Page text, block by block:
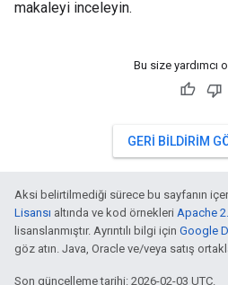
makaleyi inceleyin.
Bu size yardımcı
GERI BILDIRIM
Aksi belirtilmediği sürece bu sayfanın
Lisansı altında ve kod örnekleri Apache
lisanslanmıştır. Ayrıntılı bilgi için Google
göz atın. Java, Oracle ve/veya satış
Son güncelleme tarihi: 2026-02-03 UTC.